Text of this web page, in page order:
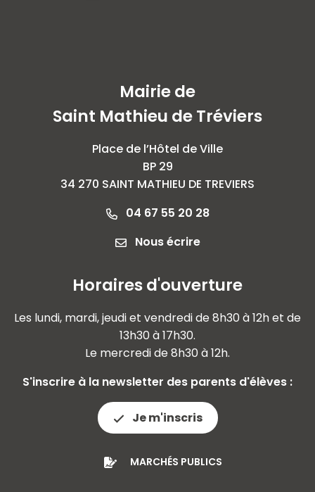
Mairie de
Saint Mathieu de Tréviers
Place de l’Hôtel de Ville
BP 29
34 270 SAINT MATHIEU DE TREVIERS
04 67 55 20 28
Nous écrire
Horaires d'ouverture
Les lundi, mardi, jeudi et vendredi de 8h30 à 12h et de
13h30 à 17h30.
Le mercredi de 8h30 à 12h.
S'inscrire à la newsletter des parents d'élèves :
Je m'inscris
MARCHÉS PUBLICS